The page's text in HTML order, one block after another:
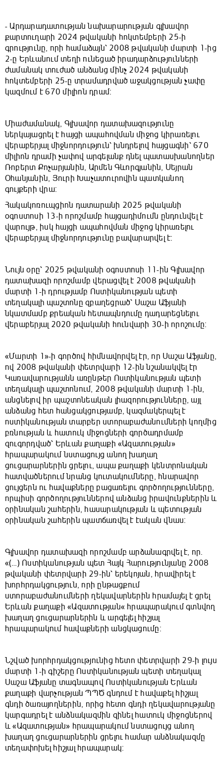
- Արդարադատության նախարարության գլխավոր
քարտուղարի 2024 թվականի հոկտեմբերի 25-ի
գրությունը, որի համաձայն՝ 2008 թվականի մարտի 1-ից
2-ը Երևանում տեղի ունեցած իրադարձությունների
ժամանակ տուժած անձանց մինչ 2024 թվականի
հոկտեմբերի 25-ը տրամադրված աջակցության չափը
կազմում է 670 միլիոն դրամ:
Միաժամանակ, Գլխավոր դատախազությունը
ներկայացրել է հայցի ապահովման միջոց կիրառելու
վերաբերյալ միջնորդություն՝ խնդրելով հայցագնի՝ 670
միլիոն դրամի չափով արգելանք դնել պատասխանողներ
Ռոբերտ Քոչարյանին, Արմեն Գևորգյանին, Սեյրան
Օհանյանին, Յուրի Խաչատուրովին պատկանող
գույքերի վրա:
Հակակոռուպցիոն դատարանի 2025 թվականի
օգոստոսի 13-ի որոշմամբ հայցադիմումն ընդունվել է
վարույթ, իսկ հայցի ապահովման միջոց կիրառելու
վերաբերյալ միջնորդությունը բավարարվել է:
Նույն օրը՝ 2025 թվականի օգոստոսի 11-ին Գլխավոր
դատախազի որոշմամբ վերացվել է 2008 թվականի
մարտի 1-ի դրությամբ Ոստիկանության պետի
տեղակալի պաշտոնը զբաղեցրած՝ Սաշա Աֆյանի
նկատմամբ քրեական հետապնդումը դադարեցնելու
վերաբերյալ 2020 թվականի հունվարի 30-ի որոշումը:
«Մարտի 1»-ի գործով հիմնավորվել էր, որ Սաշա Աֆյանը,
ով 2008 թվականի փետրվարի 12-ին նշանակվել էր
Կառավարությանն առընթեր Ոստիկանության պետի
տեղակալի պաշտոնում, 2008 թվականի մարտի 1-ին,
անցնելով իր պաշտոնեական լիազորությունները, այլ
անձանց հետ հանցակցությամբ, կազմակերպել է
ոստիկանության տարբեր ստորաբաժանումների կողմից
բռնության և հատուկ միջոցների գործադրմամբ
զուգորդված՝ Երևան քաղաքի «Ազատության»
հրապարակում նստացույց անող խաղաղ
ցուցարարներին ցրելու, ապա քաղաքի կենտրոնական
հատվածներում նրանց կուտակումները, հնարավոր
ցույցերն ու հավաքները բացառելու գործողությունները,
որպիսի գործողություններով անձանց իրավունքներին և
օրինական շահերին, հասարակության և պետության
օրինական շահերին պատճառվել է էական վնաս:
Գլխավոր դատախազի որոշմամբ արձանագրվել է, որ.
«(…) Ոստիկանության պետ Հայկ Հարությունյանը 2008
թվականի փետրվարի 29-ին՝ երեկոյան, հրավիրել է
խորհրդակցություն, որի ընթացքում
ստորաբաժանումների ղեկավարներին հրամայել է ցրել
Երևան քաղաքի «Ազատության« հրապարակում գտնվող
խաղաղ ցուցարարներին և արգելել հիշյալ
հրապարակում հավաքների անցկացումը:
Նշված խորհրդակցությունից հետո փետրվարի 29-ի լույս
մարտի 1-ի գիշերը Ոստիկանության պետի տեղակալ
Սաշա Աֆյանը տագնապով Ոստիկանության Երևան
քաղաքի վարչության ՊՊԾ գնդում է հավաքել հիշյալ
գնդի ծառայողներին, որից հետո գնդի ղեկավարությանը
կարգադրել է անձնակազմին զինել հատուկ միջոցներով
և «Ազատության» հրապարակում նստացույց անող
խաղաղ ցուցարարներին ցրելու համար անձնակազմը
տեղափոխել հիշյալ հրապարակ: